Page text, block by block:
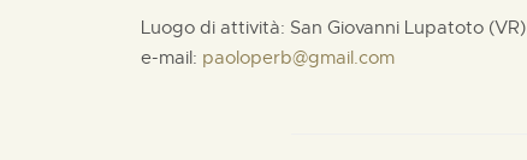
Luogo di attività: San Giovanni Lupatoto (VR)
e-mail: paoloperb@gmail.com